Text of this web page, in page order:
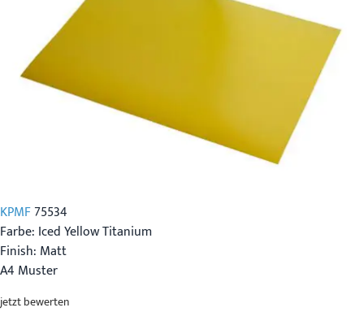
KPMF75534
Farbe: Iced Yellow Titanium
Finish: Matt
A4 Muster
jetzt bewerten